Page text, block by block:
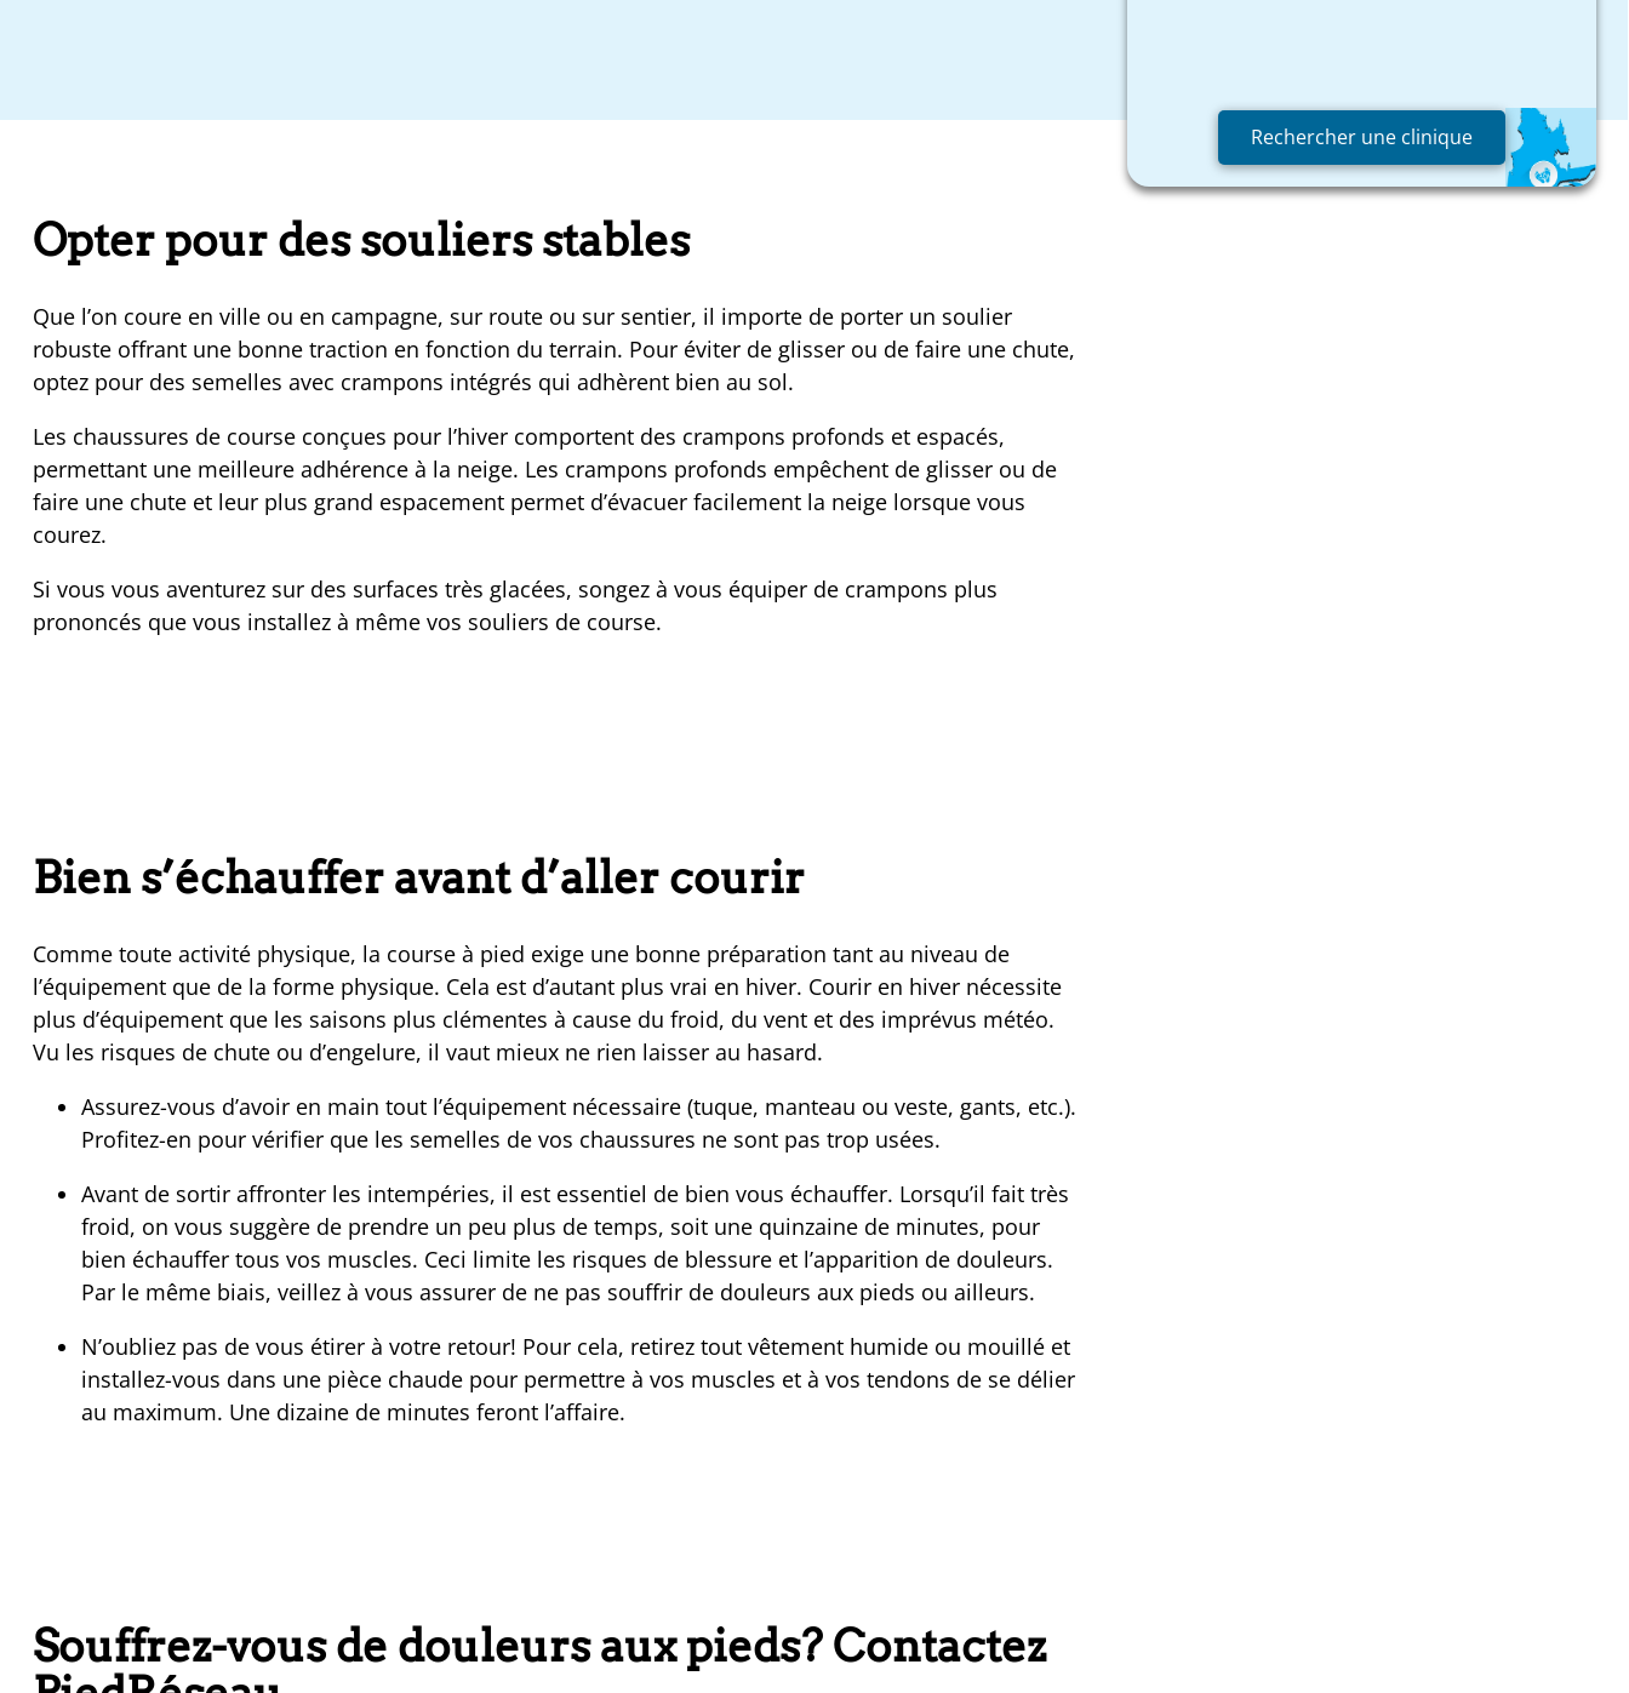
Opter pour des souliers stables
Que l’on coure en ville ou en campagne, sur route ou sur sentier, il importe de porter un soulier
robuste offrant une bonne traction en fonction du terrain. Pour éviter de glisser ou de faire une chute,
optez pour des semelles avec crampons intégrés qui adhèrent bien au sol.
Les chaussures de course conçues pour l’hiver comportent des crampons profonds et espacés,
permettant une meilleure adhérence à la neige. Les crampons profonds empêchent de glisser ou de
faire une chute et leur plus grand espacement permet d’évacuer facilement la neige lorsque vous
courez.
Si vous vous aventurez sur des surfaces très glacées, songez à vous équiper de crampons plus
prononcés que vous installez à même vos souliers de course.
Bien s’échauffer avant d’aller courir
Comme toute activité physique, la course à pied exige une bonne préparation tant au niveau de
l’équipement que de la forme physique. Cela est d’autant plus vrai en hiver. Courir en hiver nécessite
plus d’équipement que les saisons plus clémentes à cause du froid, du vent et des imprévus météo.
Vu les risques de chute ou d’engelure, il vaut mieux ne rien laisser au hasard.
Assurez-vous d’avoir en main tout l’équipement nécessaire (tuque, manteau ou veste, gants, etc.).
Profitez-en pour vérifier que les semelles de vos chaussures ne sont pas trop usées.
Avant de sortir affronter les intempéries, il est essentiel de bien vous échauffer. Lorsqu’il fait très
froid, on vous suggère de prendre un peu plus de temps, soit une quinzaine de minutes, pour
bien échauffer tous vos muscles. Ceci limite les risques de blessure et l’apparition de douleurs.
Par le même biais, veillez à vous assurer de ne pas souffrir de douleurs aux pieds ou ailleurs.
N’oubliez pas de vous étirer à votre retour! Pour cela, retirez tout vêtement humide ou mouillé et
installez-vous dans une pièce chaude pour permettre à vos muscles et à vos tendons de se délier
au maximum. Une dizaine de minutes feront l’affaire.
Souffrez-vous de douleurs aux pieds? Contactez
Rechercher une clinique